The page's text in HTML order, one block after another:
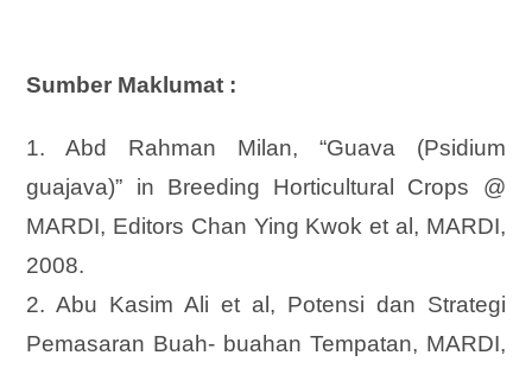
Sumber Maklumat :
1. Abd Rahman Milan, “Guava (Psidium
guajava)” in Breeding Horticultural Crops @
MARDI, Editors Chan Ying Kwok et al, MARDI,
2008.
2. Abu Kasim Ali et al, Potensi dan Strategi
Pemasaran Buah- buahan Tempatan, MARDI,